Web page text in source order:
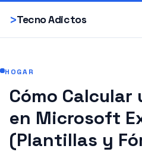
>Tecno Adictos
Smartphones
HOGAR
Cómo Calcular
en Microsoft
(Plantillas y